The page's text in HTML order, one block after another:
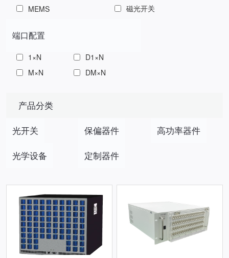
MEMS
磁光开关
端口配置
1×N
D1×N
M×N
DM×N
产品分类
光开关 保偏器件 高功率器件
光学设备 定制器件